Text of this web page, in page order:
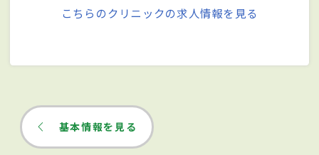
こちらのクリニックの求人情報を見る
基本情報を見る